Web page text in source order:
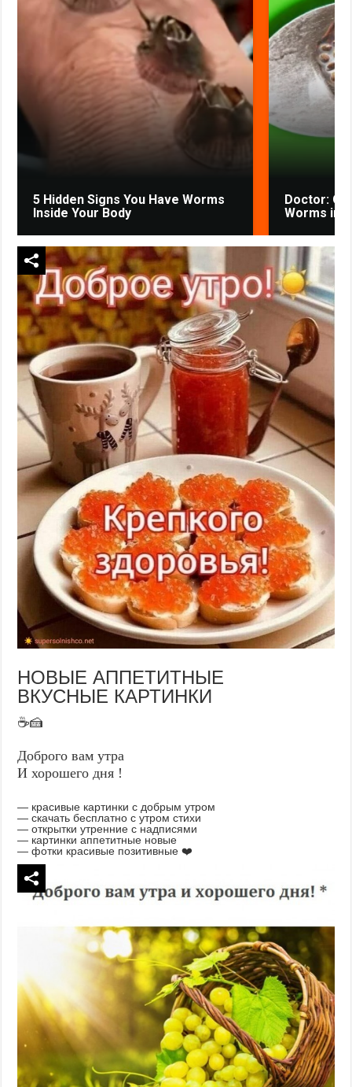
5 Hidden Signs You Have Worms
Inside Your Body
Doctor:
Worms in
НОВЫЕ АППЕТИТНЫЕ
ВКУСНЫЕ КАРТИНКИ
☕🍰
Доброго вам утра
И хорошего дня !
— красивые картинки с добрым утром
— скачать бесплатно с утром стихи
— открытки утренние с надписями
— картинки аппетитные новые
— фотки красивые позитивные ❤️